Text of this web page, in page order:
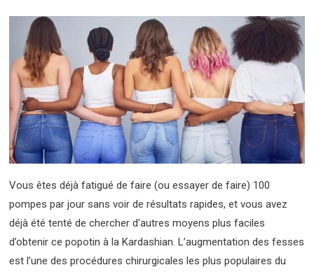
Vous êtes déjà fatigué de faire (ou essayer de faire) 100
pompes par jour sans voir de résultats rapides, et vous avez
déjà été tenté de chercher d’autres moyens plus faciles
d’obtenir ce popotin à la Kardashian. L’augmentation des fesses
est l’une des procédures chirurgicales les plus populaires du